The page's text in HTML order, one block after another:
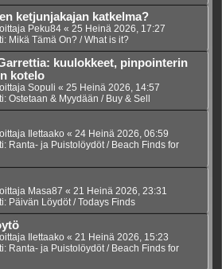
ketjunjakajan katkelma?
Peku84 « 25 Heinä 2026, 17:27
Mikä Tämä On? / What is it?
kuulokkeet, pinpointerin
kotelo
Sopuli « 25 Heinä 2026, 14:57
Ostetaan & Myydään / Buy & Sell
Ilettaako « 24 Heinä 2026, 06:59
Ranta- ja Puistolöydöt / Beach Finds for
Masa87 « 21 Heinä 2026, 23:31
Päivän Löydöt / Todays Finds
Ilettaako « 21 Heinä 2026, 15:23
Ranta- ja Puistolöydöt / Beach Finds for